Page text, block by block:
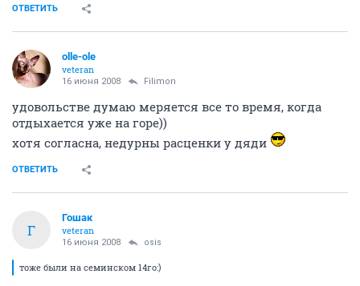
ОТВЕТИТЬ
olle-ole
veteran
16 июня 2008 Filimon
удовольстве думаю меряется все то время, когда
отдыхается уже на горе))
хотя согласна, недурны расценки у дяди
ОТВЕТИТЬ
Г
Гошак
veteran
16 июня 2008 osis
тоже были на семинском 14го:)